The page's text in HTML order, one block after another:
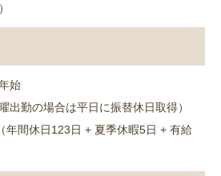
始
出勤の場合は平日に振替休日取得）
間休日123日 + 夏季休暇5日 + 有給